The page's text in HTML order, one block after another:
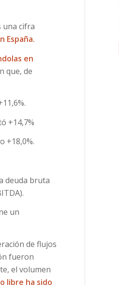
una cifra
España.
en
que, de
+14,7%
+18,0%.
deuda bruta
un
de flujos
fueron
el volumen
libre ha sido